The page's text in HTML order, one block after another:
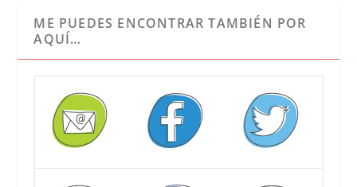
ME PUEDES ENCONTRAR TAMBIÉN POR
AQUÍ…